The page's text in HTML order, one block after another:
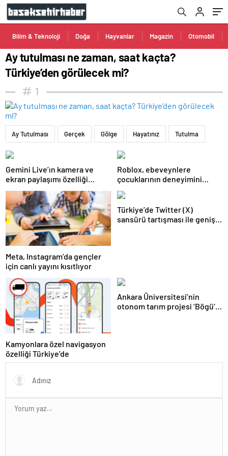
Bilim & Teknoloji Doğa Hayvanlar Magazin Otomobil
Ay tutulması ne zaman, saat kaçta?
Türkiye’den görülecek mi?
1
Ay Tutulması Gerçek Gölge Hayatınız Tutulma
Gemini Live’ın kamera ve
ekran paylaşımı özelliği
Android’de geldi
Roblox, ebeveynlere
çocuklarının deneyimini
kişiselleştirme imkanı sunan
yeni araçlarını duyurdu
Meta, Instagram’da gençler
için canlı yayını kısıtlıyor
Türkiye’de Twitter (X)
sansürü tartışması ile geniş
Kamyonlara özel navigasyon
özelliği Türkiye’de
Ankara Üniversitesi’nin
otonom tarım projesi ‘Bögü’,